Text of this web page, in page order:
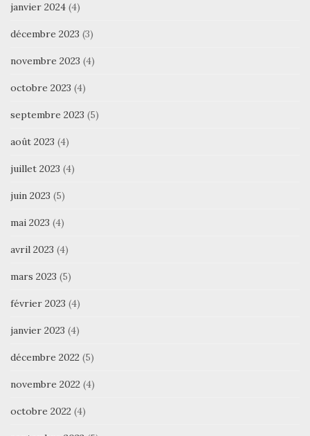
janvier 2024 (4)
décembre 2023 (3)
novembre 2023 (4)
octobre 2023 (4)
septembre 2023 (5)
août 2023 (4)
juillet 2023 (4)
juin 2023 (5)
mai 2023 (4)
avril 2023 (4)
mars 2023 (5)
février 2023 (4)
janvier 2023 (4)
décembre 2022 (5)
novembre 2022 (4)
octobre 2022 (4)